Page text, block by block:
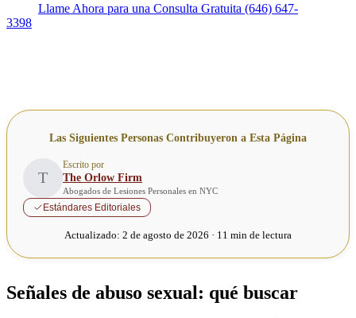
Llame Ahora para una Consulta Gratuita (646) 647-
3398
Las Siguientes Personas Contribuyeron a Esta Página
T
Escrito por
The Orlow Firm
Abogados de Lesiones Personales en NYC
Estándares Editoriales
Actualizado: 2 de agosto de 2026 · 11 min de lectura
Señales de abuso sexual: qué buscar